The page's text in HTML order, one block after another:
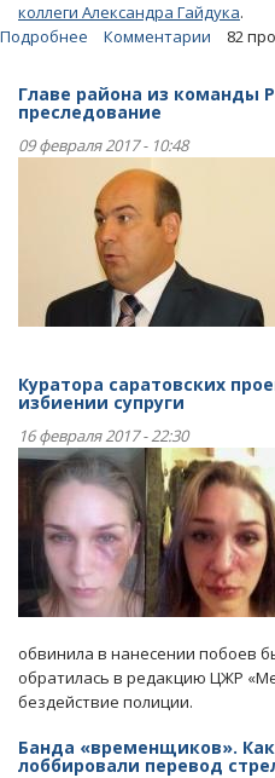
коллеги Александра Гайдука.
Подробнее
дума
проголосовала
«разжалование»
Гайдука
Комментарии 82
Главе района из команды
преследование
09 февраля 2017 - 10:48
Куратора саратовских
избиении супруги
16 февраля 2017 - 22:30
обвинила в нанесении побоев
обратилась в редакцию ЦЖР
бездействие полиции.
Банда «временщиков». Как
лоббировали перевод